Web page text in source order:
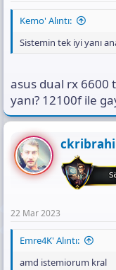
Kemo' Alıntı:
Sistemin tek iyi yanı
asus dual rx 6600
yanı? 12100f ile
22 Mar 2023
Emre4K' Alıntı:
amd istemiorum kral